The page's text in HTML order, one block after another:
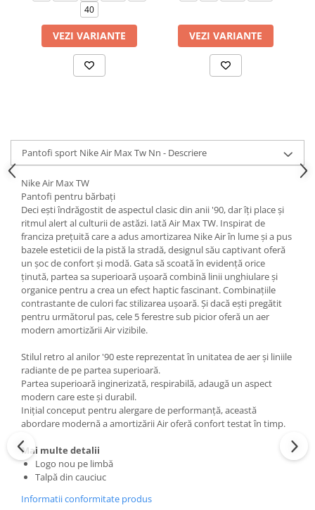
40
VEZI VARIANTE VEZI VARIANTE
Pantofi sport Nike Air Max Tw Nn - Descriere
Nike Air Max TW
Pantofi pentru bărbați
Deci ești îndrăgostit de aspectul clasic din anii '90, dar îți place și
ritmul alert al culturii de astăzi. Iată Air Max TW. Inspirat de
franciza prețuită care a adus amortizarea Nike Air în lume și a pus
bazele esteticii de la pistă la stradă, designul său captivant oferă
un șoc de confort și modă. Gata să scoată în evidență orice
ținută, partea sa superioară ușoară combină linii unghiulare și
organice pentru a crea un efect haptic fascinant. Combinațiile
contrastante de culori fac stilizarea ușoară. Și dacă ești pregătit
pentru următorul pas, cele 5 ferestre sub picior oferă un aer
modern amortizării Air vizibile.
Stilul retro al anilor '90 este reprezentat în unitatea de aer și liniile
radiante de pe partea superioară.
Partea superioară inginerizată, respirabilă, adaugă un aspect
modern care este și durabil.
Inițial conceput pentru alergare de performanță, această
abordare modernă a amortizării Air oferă confort testat în timp.
Mai multe detalii
Logo nou pe limbă
Talpă din cauciuc
Informatii conformitate produs